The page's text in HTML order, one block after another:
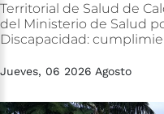
Territorial de Salud de
del Ministerio de Salud
Discapacidad:
Jueves, 06 2026 Agosto